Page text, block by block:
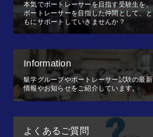
本気でボートレーサーを目指す受験生を、
ボートレーサーを目指した仲間として、と
もにサポートしていきませんか？
Information
艇学グループやボートレーサー試験の最新
情報やお知らせをご紹介しています。
よくあるご質問